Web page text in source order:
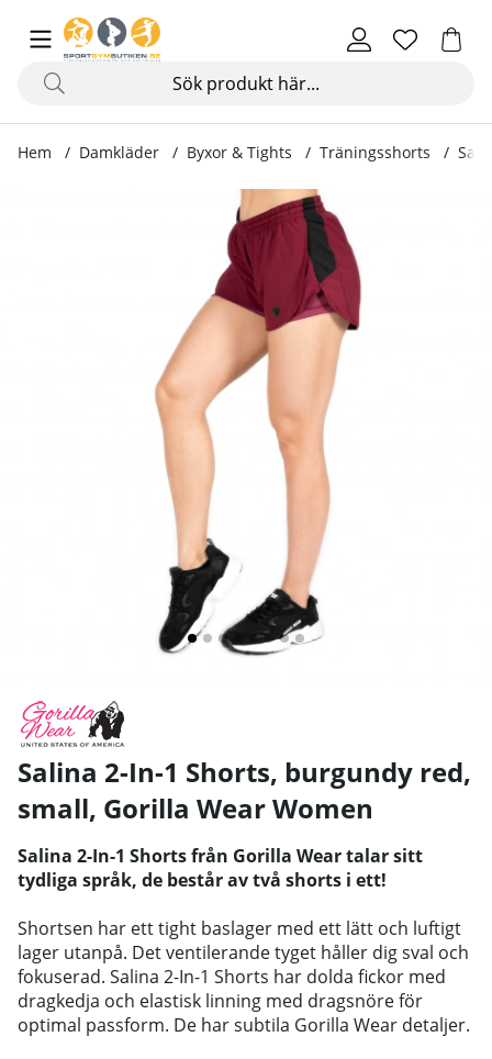
Hem Damkläder Byxor & Tights Träningsshorts
Produktbilder Salina 2-In-1 Shorts, burgundy red
Salina 2-In-1 Shorts, burgundy red,
small, Gorilla Wear Women
Salina 2-In-1 Shorts från Gorilla Wear talar sitt
tydliga språk, de består av två shorts i ett!
Shortsen har ett tight baslager med ett lätt och luftigt
lager utanpå. Det ventilerande tyget håller dig sval och
fokuserad. Salina 2-In-1 Shorts har dolda fickor med
dragkedja och elastisk linning med dragsnöre för
optimal passform. De har subtila Gorilla Wear detaljer.